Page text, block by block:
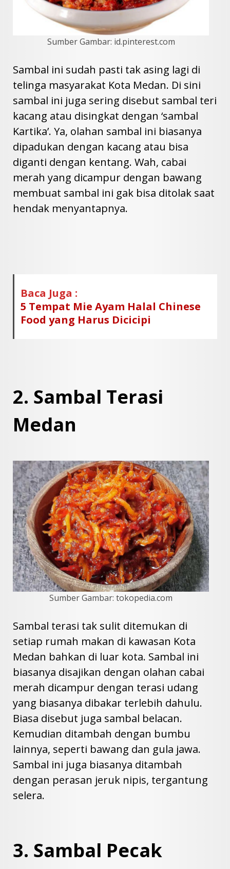
Sumber Gambar: id.pinterest.com
Sambal ini sudah pasti tak asing lagi di
telinga masyarakat Kota Medan. Di sini
sambal ini juga sering disebut sambal teri
kacang atau disingkat dengan ‘sambal
Kartika’. Ya, olahan sambal ini biasanya
dipadukan dengan kacang atau bisa
diganti dengan kentang. Wah, cabai
merah yang dicampur dengan bawang
membuat sambal ini gak bisa ditolak saat
hendak menyantapnya.
Baca Juga :
5 Tempat Mie Ayam Halal Chinese
Food yang Harus Dicicipi
2. Sambal Terasi
Medan
Sumber Gambar: tokopedia.com
Sambal terasi tak sulit ditemukan di
setiap rumah makan di kawasan Kota
Medan bahkan di luar kota. Sambal ini
biasanya disajikan dengan olahan cabai
merah dicampur dengan terasi udang
yang biasanya dibakar terlebih dahulu.
Biasa disebut juga sambal belacan.
Kemudian ditambah dengan bumbu
lainnya, seperti bawang dan gula jawa.
Sambal ini juga biasanya ditambah
dengan perasan jeruk nipis, tergantung
selera.
3. Sambal Pecak